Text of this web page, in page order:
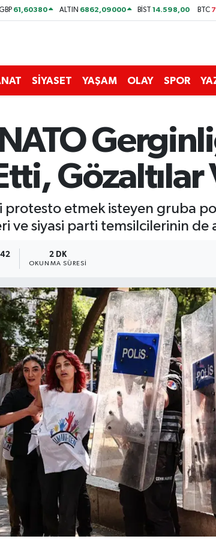
61,60380 ALTIN 6862,09000 BİST14.598,00 BTC
SİYASET YAŞAM OLAY SPOR
Gözaltılar
etmek isteyen gruba
ve siyasi parti temsilcilerinin de
2 DK
OKUNMA SÜRESI